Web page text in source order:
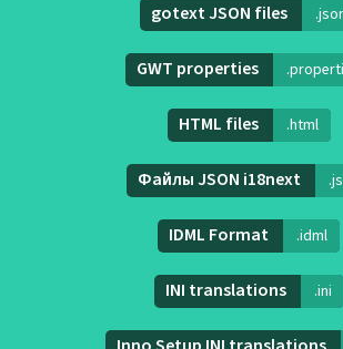
gotext JSON files
GWT properties
HTML files .html
Файлы JSON i18next
IDML Format .idml
INI translations .ini